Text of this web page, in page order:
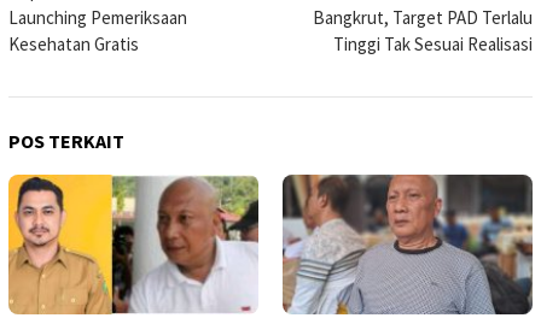
Launching Pemeriksaan
Kesehatan Gratis
Bangkrut, Target PAD Terlalu
Tinggi Tak Sesuai Realisasi
POS TERKAIT